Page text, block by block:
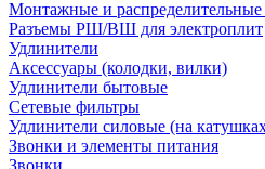
Монтажные и распределительные
Разъемы РШ/ВШ для электроплит
Удлинители
Аксессуары (колодки, вилки)
Удлинители бытовые
Сетевые фильтры
Удлинители силовые (на
Звонки и элементы питания
Звонки